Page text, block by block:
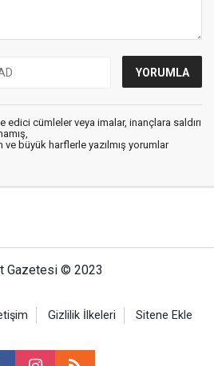
edici cümleler veya imalar, inançlara saldırı
ve büyük harflerle yazılmış yorumlar
Gazetesi © 2023
Gizlilik İlkeleri Sitene Ekle